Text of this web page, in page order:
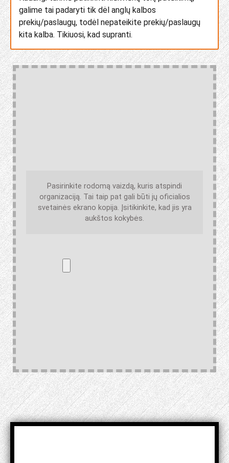
galime tai padaryti tik dėl anglų kalbos
prekių/paslaugų, todėl nepateikite prekių/paslaugų
kita kalba. Tikiuosi, kad supranti.
Pasirinkite rodomą vaizdą, kuris atspindi
organizaciją. Tai taip pat gali būti jų oficialios
svetainės ekrano kopija. Įsitikinkite, kad jis yra
aukštos kokybės.